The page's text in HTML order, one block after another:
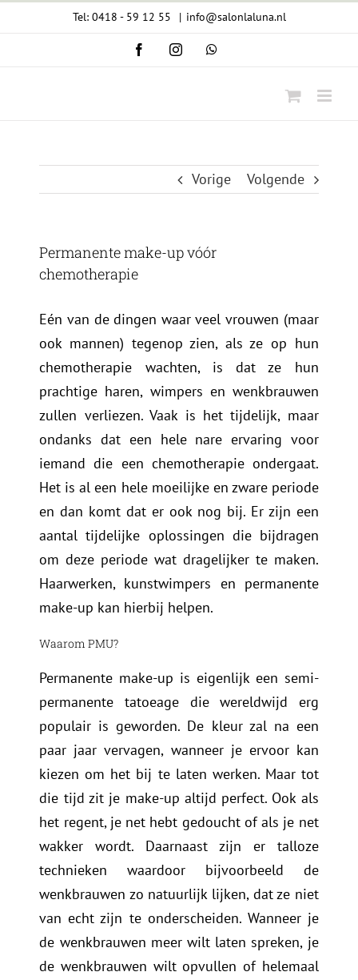
Tel: 0418 - 59 12 55 | info@salonlaluna.nl
FacebookInstagramWhatsApp
Vorige Volgende
Permanente make-up vóór
chemotherapie
Eén van de dingen waar veel vrouwen (maar
ook mannen) tegenop zien, als ze op hun
chemotherapie wachten, is dat ze hun
prachtige haren, wimpers en wenkbrauwen
zullen verliezen. Vaak is het tijdelijk, maar
ondanks dat een hele nare ervaring voor
iemand die een chemotherapie ondergaat.
Het is al een hele moeilijke en zware periode
en dan komt dat er ook nog bij. Er zijn een
aantal tijdelijke oplossingen die bijdragen
om deze periode wat dragelijker te maken.
Haarwerken, kunstwimpers en permanente
make-up kan hierbij helpen.
Waarom PMU?
Permanente make-up is eigenlijk een semi-
permanente tatoeage die wereldwijd erg
populair is geworden. De kleur zal na een
paar jaar vervagen, wanneer je ervoor kan
kiezen om het bij te laten werken. Maar tot
die tijd zit je make-up altijd perfect. Ook als
het regent, je net hebt gedoucht of als je net
wakker wordt. Daarnaast zijn er talloze
technieken waardoor bijvoorbeeld de
wenkbrauwen zo natuurlijk lijken, dat ze niet
van echt zijn te onderscheiden. Wanneer je
de wenkbrauwen meer wilt laten spreken, je
de wenkbrauwen wilt opvullen of helemaal